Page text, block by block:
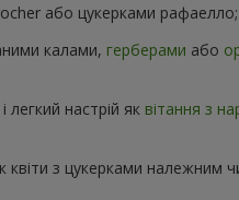
або цукерками рафаелло;
калами, герберами або
настрій як вітання з
з цукерками належним